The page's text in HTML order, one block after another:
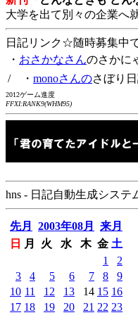
大学を出て別々の企業へ
日記リンク☆随時募集中
・ おさかなさんのさかに
/ ・ monoさんのさぼり日
2012ゲーム進度
FFXI:RANK9(WHM95)
hns - 日記自動生成システ
先月 2003年08月
来月
日
月 火 水 木 金 土
1
2
3
4 5 6 7 8
9
10 11 12 13 14 15 16
17 18 19 20 21 22 23